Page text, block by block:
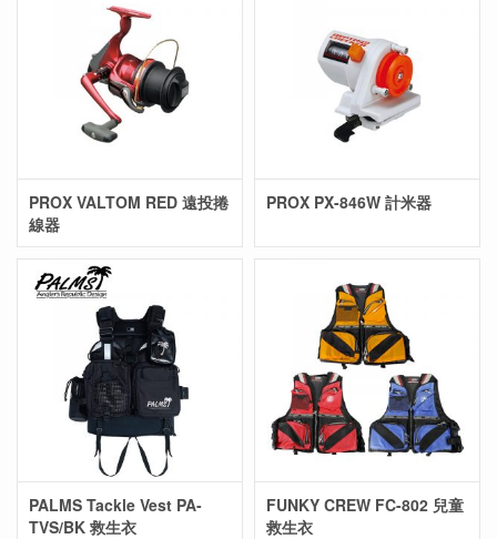
PROX VALTOM RED 遠投捲
線器
PROX PX-846W 計米器
PALMS Tackle Vest PA-
TVS/BK 救生衣
FUNKY CREW FC-802 兒童
救生衣